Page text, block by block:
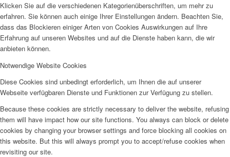
Klicken Sie auf die verschiedenen Kategorienüberschriften, um mehr zu
erfahren. Sie können auch einige Ihrer Einstellungen ändern. Beachten Sie,
dass das Blockieren einiger Arten von Cookies Auswirkungen auf Ihre
Erfahrung auf unseren Websites und auf die Dienste haben kann, die wir
anbieten können.
Notwendige Website Cookies
Diese Cookies sind unbedingt erforderlich, um Ihnen die auf unserer
Webseite verfügbaren Dienste und Funktionen zur Verfügung zu stellen.
Because these cookies are strictly necessary to deliver the website, refusing
them will have impact how our site functions. You always can block or delete
cookies by changing your browser settings and force blocking all cookies on
this website. But this will always prompt you to accept/refuse cookies when
revisiting our site.